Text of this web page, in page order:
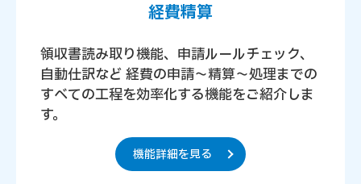
経費精算
領収書読み取り機能、申請ルールチェック、
自動仕訳など 経費の申請～精算～処理までの
すべての工程を効率化する機能をご紹介しま
す。
機能詳細を見る